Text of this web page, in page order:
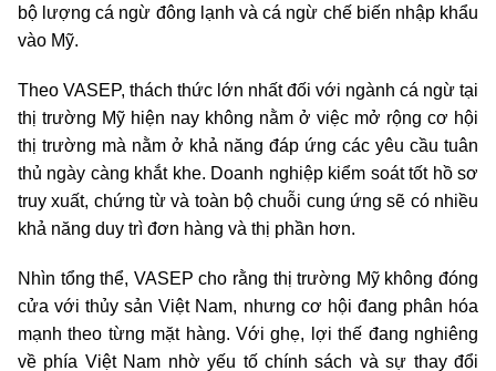
bộ lượng cá ngừ đông lạnh và cá ngừ chế biến nhập khẩu
vào Mỹ.
Theo VASEP, thách thức lớn nhất đối với ngành cá ngừ tại
thị trường Mỹ hiện nay không nằm ở việc mở rộng cơ hội
thị trường mà nằm ở khả năng đáp ứng các yêu cầu tuân
thủ ngày càng khắt khe. Doanh nghiệp kiểm soát tốt hồ sơ
truy xuất, chứng từ và toàn bộ chuỗi cung ứng sẽ có nhiều
khả năng duy trì đơn hàng và thị phần hơn.
Nhìn tổng thể, VASEP cho rằng thị trường Mỹ không đóng
cửa với thủy sản Việt Nam, nhưng cơ hội đang phân hóa
mạnh theo từng mặt hàng. Với ghẹ, lợi thế đang nghiêng
về phía Việt Nam nhờ yếu tố chính sách và sự thay đổi